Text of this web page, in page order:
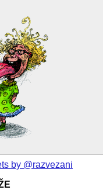
by @razvezani